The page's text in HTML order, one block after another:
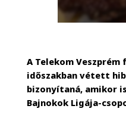
A Telekom
időszakban vétett
bizonyítaná, amikor
Bajnokok Ligája-